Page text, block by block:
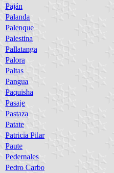
Paján
Palanda
Palenque
Palestina
Pallatanga
Palora
Paltas
Pangua
Paquisha
Pasaje
Pastaza
Patate
Patricia Pilar
Paute
Pedernales
Pedro Carbo